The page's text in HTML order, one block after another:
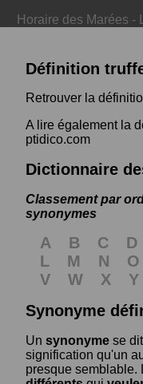
Horaire des Marées -
Définition
Retrouver la
A lire également la
ptidico.com
Dictionnaire
Classement par
synonymes
A B C D
L
M N O
V
W X Y
Synonyme
Un synonyme se
signification qu'un
presque semblable.